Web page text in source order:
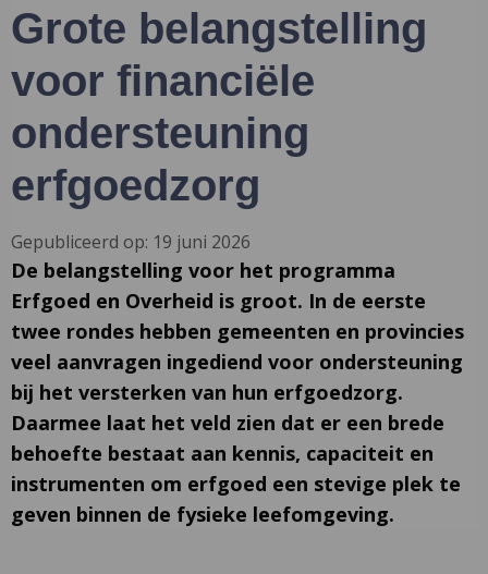
Grote belangstelling
voor financiële
ondersteuning
erfgoedzorg
Gepubliceerd op: 19 juni 2026
De belangstelling voor het programma
Erfgoed en Overheid is groot. In de eerste
twee rondes hebben gemeenten en provincies
veel aanvragen ingediend voor ondersteuning
bij het versterken van hun erfgoedzorg.
Daarmee laat het veld zien dat er een brede
behoefte bestaat aan kennis, capaciteit en
instrumenten om erfgoed een stevige plek te
geven binnen de fysieke leefomgeving.